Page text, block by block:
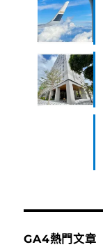
GA4熱門文章